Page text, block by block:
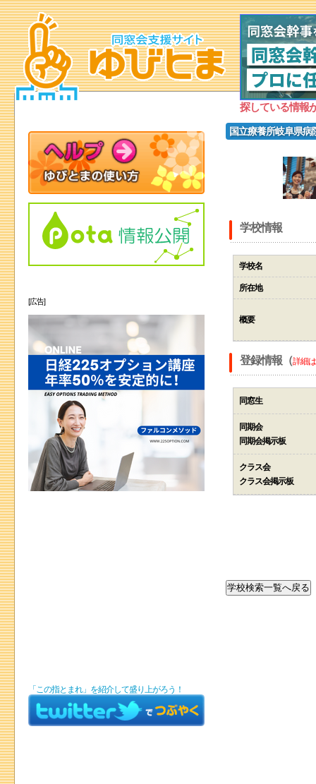
探している情報
国立療養所岐阜県病
学校情報
学校名
所在地
概要
登録情報（詳細
同窓生
同期会
同期会掲示板
クラス会
クラス会掲示板
[広告]
「この指とまれ」を紹介して盛り上がろう！